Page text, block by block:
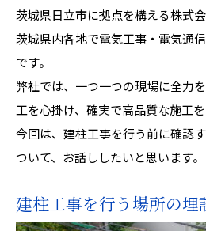
茨城県日立市に拠点を構える株式会
茨城県内各地で電気工事・電気通
です。
弊社では、一つ一つの現場に全力
工を心掛け、確実で高品質な施工を
今回は、建柱工事を行う前に確認
ついて、お話ししたいと思います。
建柱工事を行う場所の埋